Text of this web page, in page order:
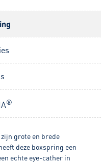
®
grote en brede
deze boxspring een
echte eye-cather in